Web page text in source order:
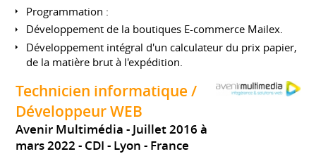
Programmation :
Développement de la boutiques E-commerce Mailex.
Développement intégral d'un calculateur du prix papier,
de la matière brut à l'expédition.
Technicien informatique /
Développeur WEB
Avenir Multimédia
Juillet 2016 à
mars 2022 CDI Lyon France